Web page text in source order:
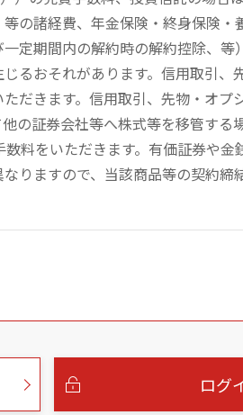
の諸経費、年金保険・終身保険
定期間内の解約時の解約控除、等
るおそれがあります。信用取引
だきます。信用取引、先物・オ
の証券会社等へ株式等を移管す
料をいただきます。有価証券や
りますので、当該商品等の契約
ログ